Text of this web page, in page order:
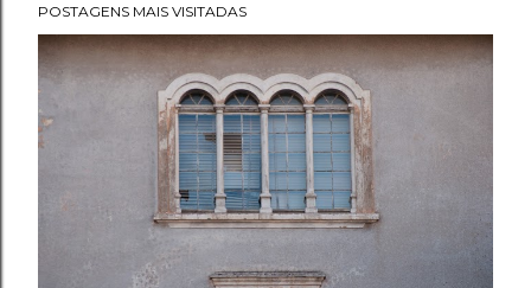
a
r
u
m
c
POSTAGENS MAIS VISITADAS